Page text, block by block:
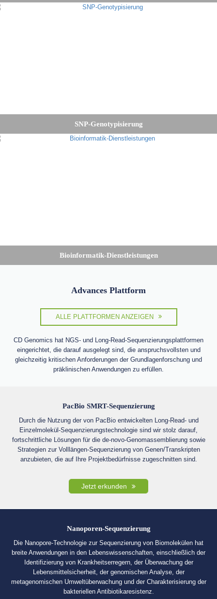
SNP-Genotypisierung
Bioinformatik-Dienstleistungen
Advances Plattform
ALLE PLATTFORMEN ANZEIGEN
CD Genomics hat NGS- und Long-Read-Sequenzierungsplattformen
eingerichtet, die darauf ausgelegt sind, die anspruchsvollsten und
gleichzeitig kritischen Anforderungen der Grundlagenforschung und
präklinischen Anwendungen zu erfüllen.
PacBio SMRT-Sequenzierung
Durch die Nutzung der von PacBio entwickelten Long-Read- und
Einzelmolekül-Sequenzierungstechnologie sind wir stolz darauf,
fortschrittliche Lösungen für die de-novo-Genomassemblierung sowie
Strategien zur Volllängen-Sequenzierung von Genen/Transkripten
anzubieten, die auf Ihre Projektbedürfnisse zugeschnitten sind.
Jetzt erkunden
Nanoporen-Sequenzierung
Die Nanopore-Technologie zur Sequenzierung von Biomolekülen hat
breite Anwendungen in den Lebenswissenschaften, einschließlich der
Identifizierung von Krankheitserregern, der Überwachung der
Lebensmittelsicherheit, der genomischen Analyse, der
metagenomischen Umweltüberwachung und der Charakterisierung der
bakteriellen Antibiotikaresistenz.